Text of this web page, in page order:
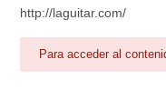
http://laguitar.com/
Para acceder al